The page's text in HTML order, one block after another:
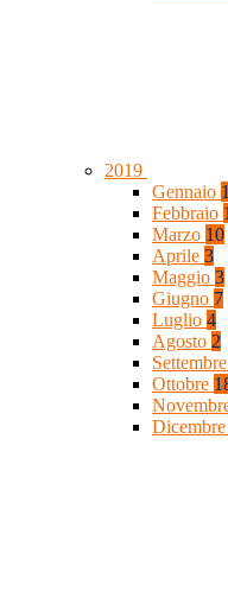
2019
Gennaio
Febbraio 1
Marzo 10
Aprile 3
Maggio 3
Giugno 7
Luglio 4
Agosto 2
Settembre
Ottobre
Dicembre